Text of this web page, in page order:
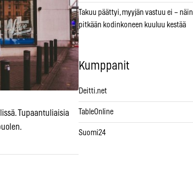
Tupaantuliaisia
Takuu päättyi, myyjän vastuu ei – näin
pitkään kodinkoneen kuuluu kestää
Kumppanit
Deitti.net
TableOnline
Suomi24